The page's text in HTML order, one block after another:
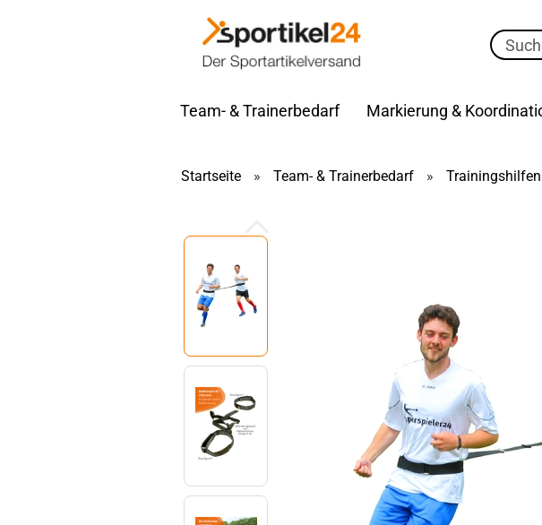
Team- & Trainerbedarf Markierung &
Startseite » Team- & Trainerbedarf » Trainingshilfen